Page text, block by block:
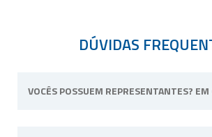
DÚVIDAS
VOCÊS POSSUEM REPRESENTANTES? EM